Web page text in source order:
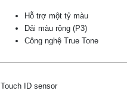
Hỗ trợ một tỷ màu
Dải màu rộng (P3)
Công nghệ True Tone
Touch ID sensor